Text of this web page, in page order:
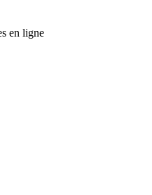
en ligne